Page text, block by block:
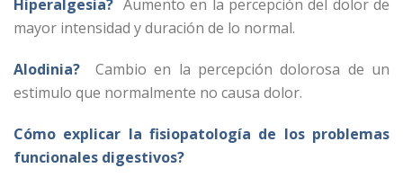
Hiperalgesia? Aumento en la percepción del dolor de
mayor intensidad y duración de lo normal.
Alodinia?
Cambio en la percepción dolorosa de un
estimulo que normalmente no causa dolor.
Cómo explicar la fisiopatología de los problemas
funcionales digestivos?